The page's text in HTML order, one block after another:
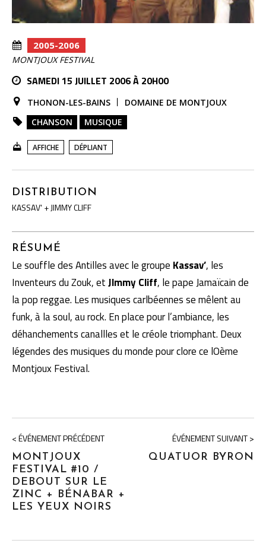
2005-2006
MONTJOUX FESTIVAL
SAMEDI 15 JUILLET 2006 À 20H00
THONON-LES-BAINS
DOMAINE DE MONTJOUX
CHANSON
MUSIQUE
AFFICHE DÉPLIANT
DISTRIBUTION
KASSAV' + JIMMY CLIFF
RÉSUMÉ
Le souffle des Antilles avec le groupe Kassav’, les
Inventeurs du Zouk, etJlmmy Cliff, le pape Jamaïcain de
la pop reggae. Les musiques carlbéennes se mêlent au
funk, à la soul, au rock. En place pour l’ambiance, les
déhanchements canallles et le créole triomphant. Deux
légendes des musiques du monde pour clore ce lOème
Montjoux Festival.
< ÉVÉNEMENT PRÉCÉDENT
MONTJOUX
FESTIVAL #10 /
DEBOUT SUR LE
ZINC + BÉNABAR +
LES YEUX NOIRS
ÉVÉNEMENT SUIVANT >
QUATUOR BYRON